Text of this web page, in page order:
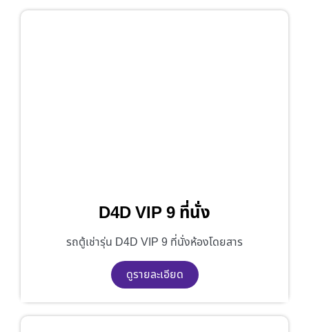
D4D VIP 9 ที่นั่ง
รถตู้เช่ารุ่น D4D VIP 9 ที่นั่งห้องโดยสาร
ดูรายละเอียด